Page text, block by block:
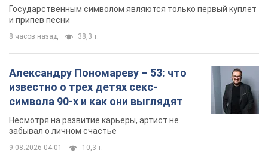
Государственным символом являются только первый куплет
и припев песни
8 часов назад 38,3 т.
Александру Пономареву – 53: что
известно о трех детях секс-
символа 90-х и как они выглядят
Несмотря на развитие карьеры, артист не
забывал о личном счастье
9.08.2026 04:01 10,3 т.